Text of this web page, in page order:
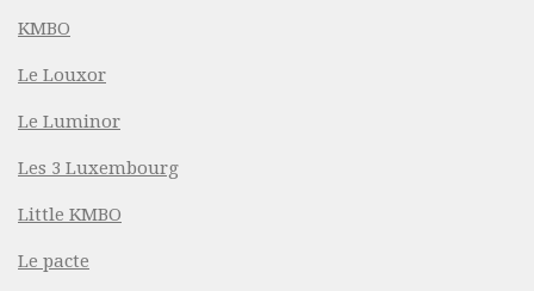
KMBO
Le Louxor
Le Luminor
Les 3 Luxembourg
Little KMBO
Le pacte